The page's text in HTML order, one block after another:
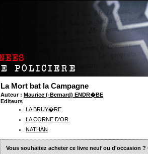
La Mort bat la Campagne
Auteur : Maurice (-Bernard) ENDR�BE
Editeurs
LA BRUY�RE
LA CORNE D'OR
NATHAN
Vous souhaitez acheter ce livre neuf ou d'occasion ?